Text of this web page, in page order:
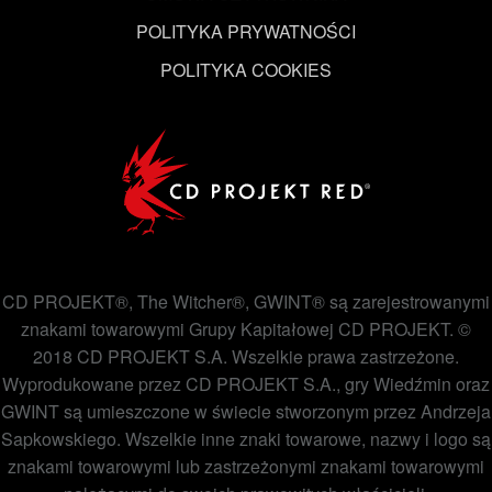
POLITYKA PRYWATNOŚCI
POLITYKA COOKIES
CD PROJEKT®, The Witcher®, GWINT® są zarejestrowanymi
znakami towarowymi Grupy Kapitałowej CD PROJEKT. ©
2018 CD PROJEKT S.A. Wszelkie prawa zastrzeżone.
Wyprodukowane przez CD PROJEKT S.A., gry Wiedźmin oraz
GWINT są umieszczone w świecie stworzonym przez Andrzeja
Sapkowskiego. Wszelkie inne znaki towarowe, nazwy i logo są
znakami towarowymi lub zastrzeżonymi znakami towarowymi